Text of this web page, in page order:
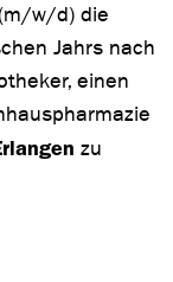
w/d) die
Jahrs nach
einen
zu